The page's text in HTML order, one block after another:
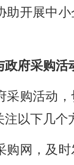
助开展中
府采购活
购活动，
注以下几个
网，及时